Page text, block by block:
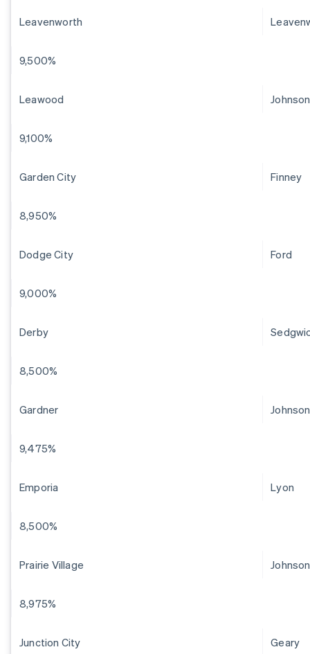
Leavenworth
9,500%
Leawood Johnson
9,100%
Garden City Finney
8,950%
Dodge City Ford
9,000%
Derby
8,500%
Gardner Johnson
9,475%
Emporia Lyon
8,500%
Prairie Village Johnson
8,975%
Junction City Geary